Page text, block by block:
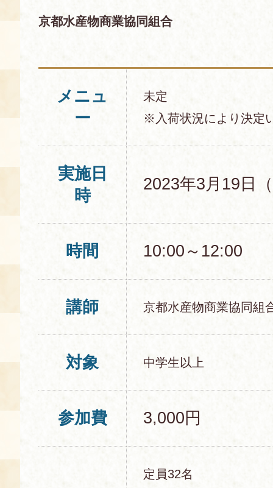
使用料・お支払い方法
団体向け見学・体験
食の語り部の部屋
展示見学
講演会付き料理教室
あじわい館弁当
京都水産物商業協同組合
メニュ
ー
未定
※入荷状況により決定
実施日
時
2023年3月19日
時間 10:00～12:00
講師 京都水産物商業協同組
対象 中学生以上
参加費 3,000円
定員32名